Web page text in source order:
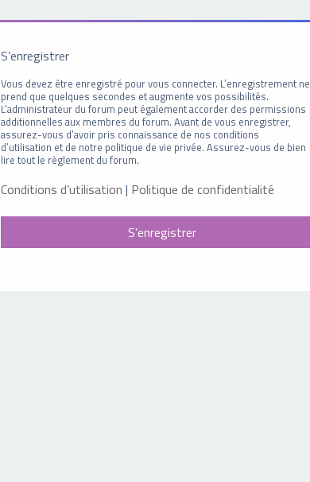
S’enregistrer
Vous devez être enregistré pour vous connecter. L’enregistrement ne
prend que quelques secondes et augmente vos possibilités.
L’administrateur du forum peut également accorder des permissions
additionnelles aux membres du forum. Avant de vous enregistrer,
assurez-vous d’avoir pris connaissance de nos conditions
d’utilisation et de notre politique de vie privée. Assurez-vous de bien
lire tout le règlement du forum.
Conditions d’utilisation | Politique de confidentialité
S’enregistrer